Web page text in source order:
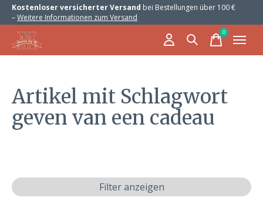
Kostenloser versicherter Versand bei Bestellungen über 100 €
–Weitere Informationen zum Versand
0items
Artikel mit Schlagwort
geven van een cadeau
Filter anzeigen